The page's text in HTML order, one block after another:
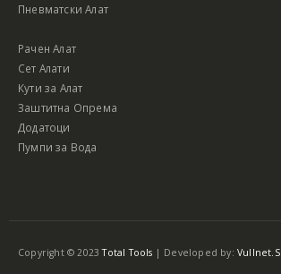
Пневматски Алат
Рачен Алат
Сет Алати
Кути за Алат
Заштитна Опрема
Додатоци
Пумпи за Вода
Copyright © 2023Total Tools | Developed by:Vullnet.S